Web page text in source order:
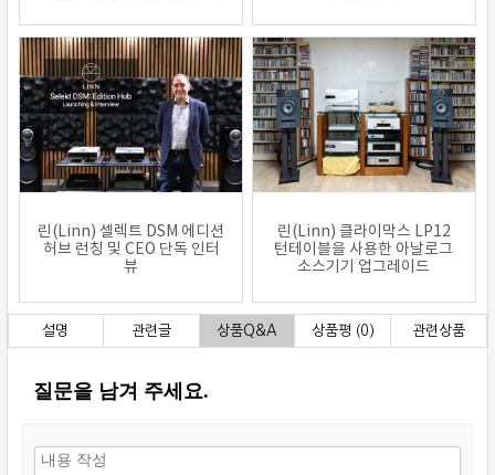
린(Linn) 셀렉트 DSM 에디션
허브 런칭 및 CEO 단독 인터
뷰
린(Linn) 클라이막스 LP12
턴테이블을 사용한 아날로그
소스기기 업그레이드
설명 관련글 상품Q&A 상품평 (0) 관련상품
질문을 남겨 주세요.